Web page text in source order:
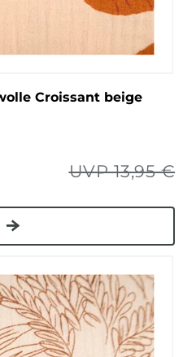
Croissant beige
UVP 13,95 €